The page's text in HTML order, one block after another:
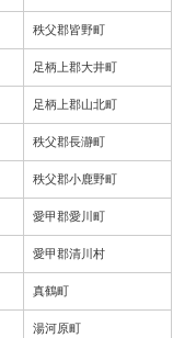
秩父郡皆野町
足柄上郡大井町
足柄上郡山北町
秩父郡長瀞町
秩父郡小鹿野町
愛甲郡愛川町
愛甲郡清川村
真鶴町
湯河原町